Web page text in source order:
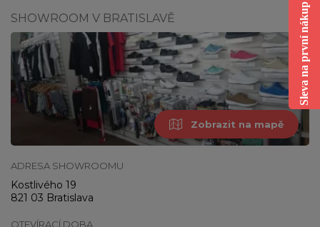
SHOWROOM V BRATISLAVĚ
Zobrazit na mapě
ADRESA SHOWROOMU
Kostlivého 19
821 03 Bratislava
OTEVÍRACÍ DOBA
Sleva na první nákup